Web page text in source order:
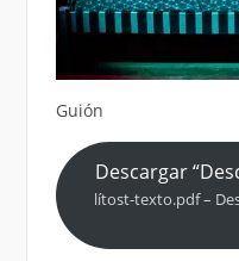
Guión
Descargar
lítost-texto.pdf –